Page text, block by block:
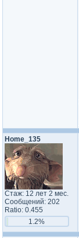
Home_135
Стаж: 12 лет 2 мес.
Сообщений: 202
Ratio: 0.455
1.2%